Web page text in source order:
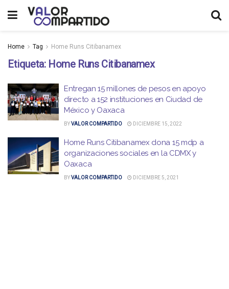
Home Tag Home Runs Citibanamex
Etiqueta: Home Runs Citibanamex
Entregan 15 millones de pesos en apoyo
directo a 152 instituciones en Ciudad de
México y Oaxaca
BYVALOR COMPARTIDO DICIEMBRE 15, 2022
Home Runs Citibanamex dona 15 mdp a
organizaciones sociales en la CDMX y
Oaxaca
BYVALOR COMPARTIDO DICIEMBRE 5, 2021